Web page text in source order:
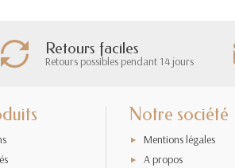
Retours faciles
Retours possibles pendant 14 jours
Notre société
Mentions légales
A propos